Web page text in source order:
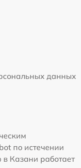
данных
по истечении
Казани работает